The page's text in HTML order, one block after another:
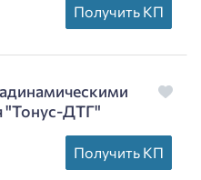
Получить КП
"Тонус-ДТГ"
Получить КП